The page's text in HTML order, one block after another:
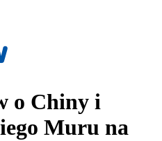
o Chiny i
Muru na